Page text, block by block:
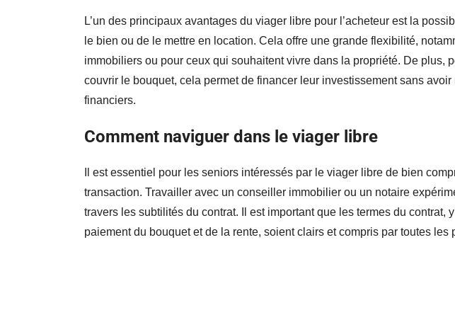
L’un des principaux avantages du viager libre pour l’acheteur est la
le bien ou de le mettre en location. Cela offre une grande flexibilité,
immobiliers ou pour ceux qui souhaitent vivre dans la propriété. De plus,
couvrir le bouquet, cela permet de financer leur investissement sans
financiers.
Comment naviguer dans le viager libre
Il est essentiel pour les seniors intéressés par le viager libre de bien
transaction. Travailler avec un conseiller immobilier ou un notaire
travers les subtilités du contrat. Il est important que les termes du contrat,
paiement du bouquet et de la rente, soient clairs et compris par toutes les